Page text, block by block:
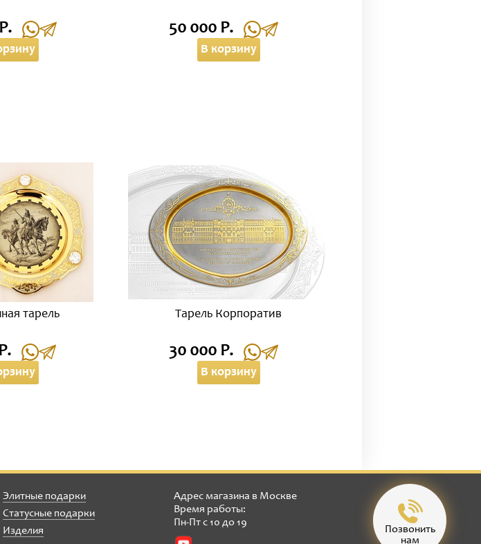
50 000 Р.
В корзину
тарель Тарель Корпоратив
30 000 Р.
В корзину
Позвонить
нам
Элитные подарки
Статусные подарки
Изделия
Адрес магазина в Москве
Время работы:
Пн-Пт с 10 до 19